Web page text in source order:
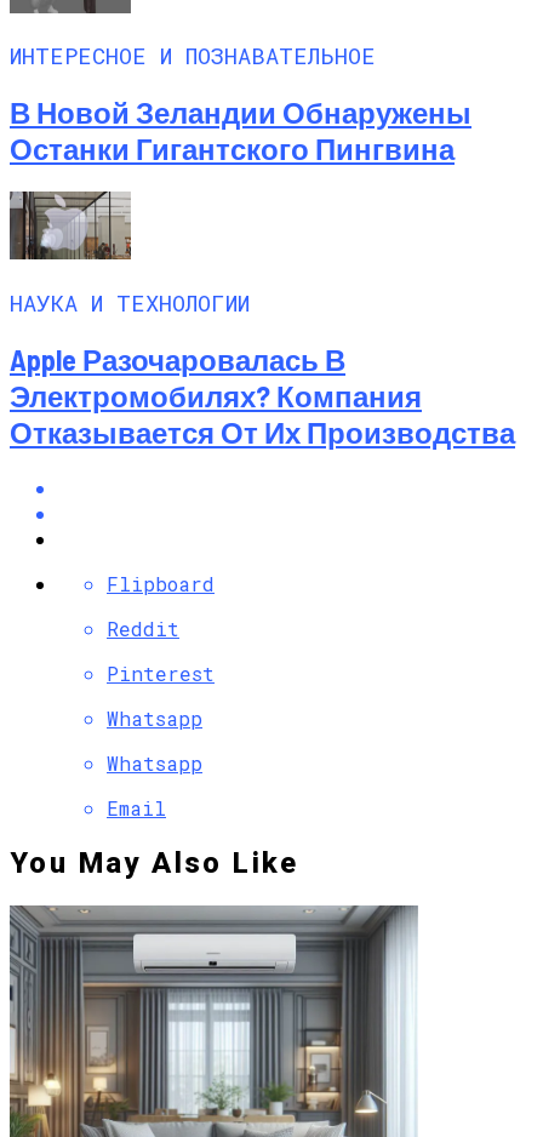
ИНТЕРЕСНОЕ И ПОЗНАВАТЕЛЬНОЕ
В Новой Зеландии Обнаружены
Останки Гигантского Пингвина
НАУКА И ТЕХНОЛОГИИ
Apple Разочаровалась В
Электромобилях? Компания
Отказывается От Их Производства
Flipboard
Reddit
Pinterest
Whatsapp
Whatsapp
Email
You May Also Like